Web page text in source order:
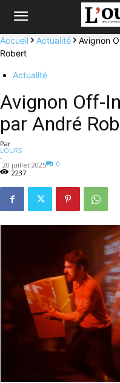
Accueil Actualité
Avignon
Robert
Actualité
Avignon Off-
par André
Par
LOURS
-
20 juillet 2025
0
2237